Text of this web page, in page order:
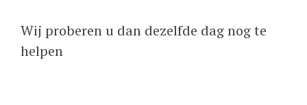
Wij proberen u dan dezelfde dag nog te
helpen